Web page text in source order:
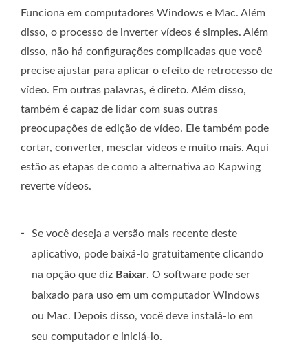
Funciona em computadores Windows e Mac. Além
disso, o processo de inverter vídeos é simples. Além
disso, não há configurações complicadas que você
precise ajustar para aplicar o efeito de retrocesso de
vídeo. Em outras palavras, é direto. Além disso,
também é capaz de lidar com suas outras
preocupações de edição de vídeo. Ele também pode
cortar, converter, mesclar vídeos e muito mais. Aqui
estão as etapas de como a alternativa ao Kapwing
reverte vídeos.
-
Se você deseja a versão mais recente deste
aplicativo, pode baixá-lo gratuitamente clicando
na opção que diz Baixar. O software pode ser
baixado para uso em um computador Windows
ou Mac. Depois disso, você deve instalá-lo em
seu computador e iniciá-lo.